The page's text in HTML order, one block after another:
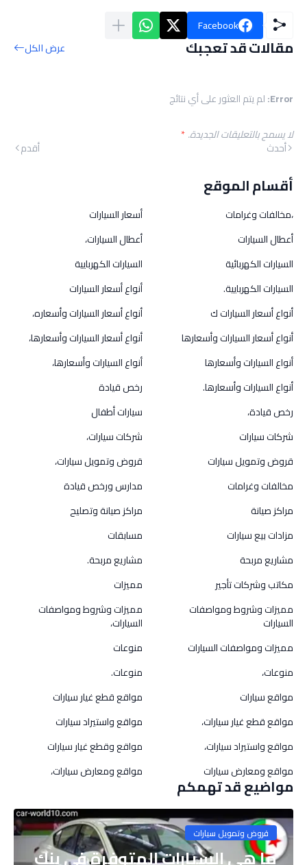
Facebook
مقالات قد تعجبك عرض الكل
Error: لم يتم العثور على أي نتائج
لا يسمح بالتعليقات الجديدة.*
أحدث أقدم
أقسام الموقع
،مخالفات وغرامات
أسعار السيارات
أعطال السيارات
أعطال السيارات،
السيارات الكهربائية
السيارات الكهربايية
السيارات الكهربايية.
أنواع أسعار السيارات
أنواع أسعار السيارات ك
أنواع أسعار السيارات وأسعاره،
أنواع أسعار السيارات وأسعارها
أنواع أسعار السيارات وأسعارها،
أنواع السيارات وأسعارها
أنواع السيارات وأسعارها،
أنواع السيارات وأسعارها.
رخص قيادة
رخص قيادة،
سيارات أطفال
شركات سيارات
شركات سيارات،
قروض وتمويل سيارات
قروض وتمويل سيارات،
مخالفات وغرامات
مدارس ورخص قيادة
مراكز صيانة
مراكز صيانة وتصليح
مزادات بيع سيارات
مسابقات
مشاريع مربحة
مشاريع مربحة.
مكاتب وشركات تأجير
مميزات
مميزات وشروط ومواصفات
السيارات
مميزات وشروط ومواصفات
السيارات،
مميزات ومواصفات السيارات
منوعات
منوعات،
منوعات.
مواقع سيارات
مواقع قطع غيار سيارات
مواقع قطع غيار سيارات،
مواقع واستيراد سيارات
مواقع واستيراد سيارات،
مواقع وقطع غيار سيارات
مواقع ومعارض سيارات
مواقع ومعارض سيارات،
مواضيع قد تهمكم
قروض وتمويل سيارات
ما هي السيارات المتوفرة في بنك